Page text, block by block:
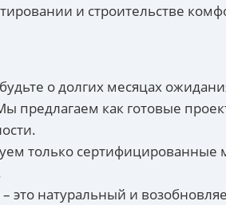
и строительстве
о долгих месяцах
как готовые
только
– это натуральный и